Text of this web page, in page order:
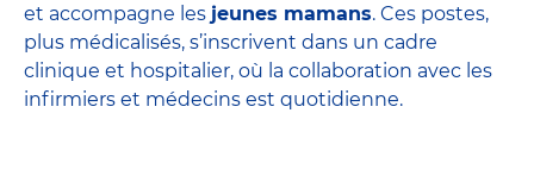
et accompagne les jeunes mamans. Ces postes,
plus médicalisés, s’inscrivent dans un cadre
clinique et hospitalier, où la collaboration avec les
infirmiers et médecins est quotidienne.